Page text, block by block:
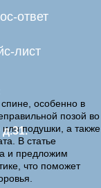
ответ
лист
особенно в
позой во
подушки, а также
В статье
и предложим
что поможет